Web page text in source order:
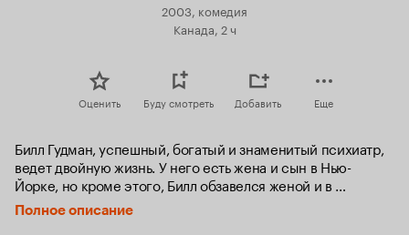
2003, комедия
Канада, 2 ч
Оценить Буду смотреть Добавить Еще
Билл Гудман, успешный, богатый и знаменитый психиатр,
ведет двойную жизнь. У него есть жена и сын в Нью-
Йорке, но кроме этого, Билл обзавелся женой и в
Лондоне.
Полное описание